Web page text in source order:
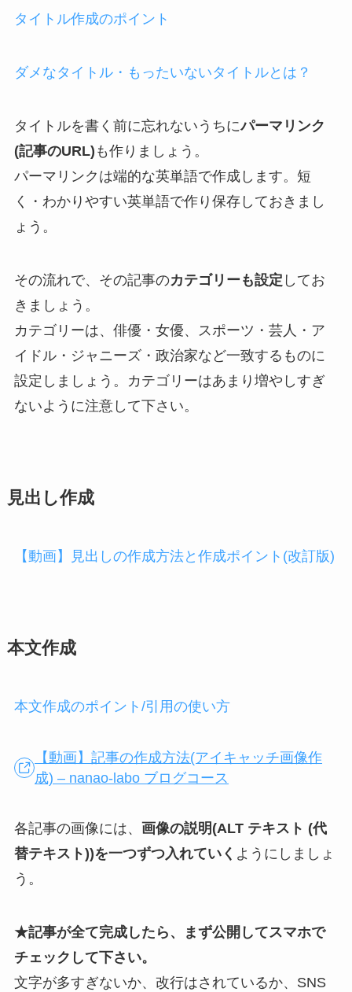
タイトル作成のポイント
ダメなタイトル・もったいないタイトルとは？
タイトルを書く前に忘れないうちにパーマリンク
(記事のURL) も作りましょう。
パーマリンクは端的な英単語で作成します。短
く・わかりやすい英単語で作り保存しておきまし
ょう。
その流れで、その記事のカテゴリーも設定 してお
きましょう。
カテゴリーは、俳優・女優、スポーツ・芸人・ア
イドル・ジャニーズ・政治家など一致するものに
設定しましょう。カテゴリーはあまり増やしすぎ
ないように注意して下さい。
見出し作成
【動画】見出しの作成方法と作成ポイント(改訂版)
本文作成
本文作成のポイント/引用の使い方
【動画】記事の作成方法(アイキャッチ画像作
成) – nanao-labo ブログコース
各記事の画像には、 画像の説明(ALT テキスト (代
替テキスト))を一つずつ入れていく ようにしましょ
う。
★記事が全て完成したら、まず公開してスマホで
チェックして下さい。
文字が多すぎないか、改行はされているか、SNS